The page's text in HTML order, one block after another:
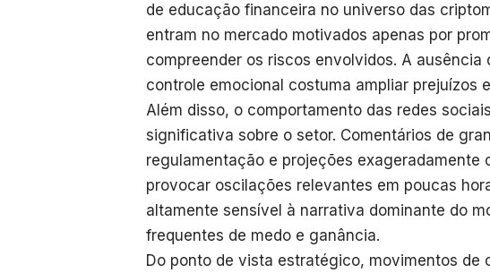
de educação financeira no universo das
entram no mercado motivados apenas por
compreender os riscos envolvidos. A
controle emocional costuma ampliar prejuízos
Além disso, o comportamento das redes
significativa sobre o setor. Comentários de
regulamentação e projeções exageradamente
provocar oscilações relevantes em poucas
altamente sensível à narrativa dominante do
frequentes de medo e ganância.
Do ponto de vista estratégico, movimentos de